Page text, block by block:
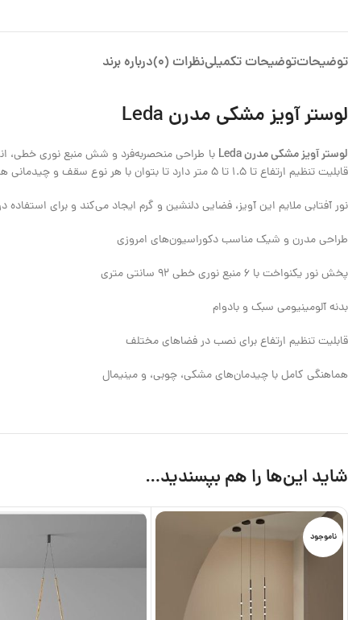
توضیحاتتوضیحات تکمیلینظرات (0) درباره برند
لوستر آویز مشکی مدرن Leda
لوستر آویز مشکی مدرن Leda
با طراحی منحصر‌به‌فرد و شش منبع نوری خطی،
قابلیت تنظیم ارتفاع تا 1.5 تا 5 متر دارد تا بتوان با هر نوع سقف و چیدمانی هماهنگش کرد.
نور آفتابی ملایم این آویز، فضایی دلنشین و گرم ایجاد می‌کند و برای
طراحی مدرن و شیک مناسب دکوراسیون‌های امروزی
پخش نور یکنواخت با ۶ منبع نوری خطی 92 سانتی متری
بدنه آلومینیومی سبک و بادوام
قابلیت تنظیم ارتفاع برای نصب در فضاهای مختلف
هماهنگی کامل با چیدمان‌های مشکی، چوبی، و مینیمال
شاید این‌ها را هم بپسندید…
ناموجود